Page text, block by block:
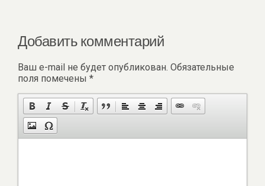
Добавить комментарий
Ваш e-mail не будет опубликован. Обязательные
поля помечены *